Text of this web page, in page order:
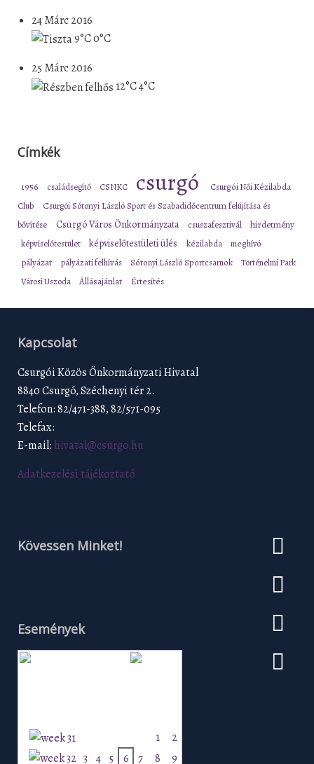
24 Márc 2016
9°C0°C
25 Márc 2016
12°C4°C
Címkék
1956 családsegítő CSNKC csurgó
Csurgói Női Kézilabda
Club
Csurgói Sótonyi László Sport és Szabadidőcentrum felújítása és
bővítése
Csurgó Város Önkormányzata csuszafesztivál hirdetmény
képviselőtestület képviselőtestületi ülés kézilabda meghívó
pályázat pályázati felhívás Sótonyi László Sportcsarnok
Történelmi Park
Városi Uszoda
Állásajánlat Értesítés
Kapcsolat
Csurgói Közös Önkormányzati Hivatal
8840 Csurgó, Széchenyi tér 2.
Telefon: 82/471-388, 82/571-095
Telefax:
E-mail: hivatal@csurgo.hu
Adatkezelési tájékoztató
Kövessen Minket!
Események
1
2
3 4 5 6 7 8 9